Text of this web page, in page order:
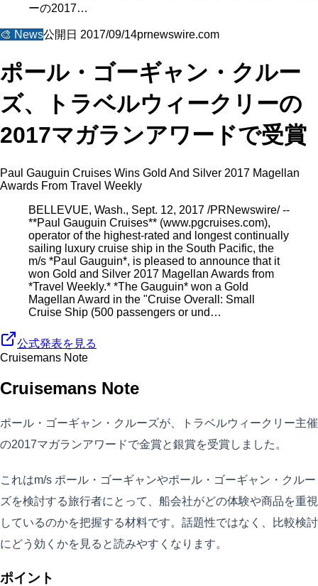
ーの2017…
🎨 News公開日 2017/09/14prnewswire.com
ポール・ゴーギャン・クルー
ズ、トラベルウィークリーの
2017マガランアワードで受賞
Paul Gauguin Cruises Wins Gold And Silver 2017 Magellan
Awards From Travel Weekly
BELLEVUE, Wash., Sept. 12, 2017 /PRNewswire/ --
**Paul Gauguin Cruises** (www.pgcruises.com),
operator of the highest-rated and longest continually
sailing luxury cruise ship in the South Pacific, the
m/s *Paul Gauguin*, is pleased to announce that it
won Gold and Silver 2017 Magellan Awards from
*Travel Weekly.* *The Gauguin* won a Gold
Magellan Award in the "Cruise Overall: Small
Cruise Ship (500 passengers or und…
公式発表を見る
Cruisemans Note
Cruisemans Note
ポール・ゴーギャン・クルーズが、トラベルウィークリー主催
の2017マガランアワードで金賞と銀賞を受賞しました。
これはm/s ポール・ゴーギャンやポール・ゴーギャン・クルー
ズを検討する旅行者にとって、船会社がどの体験や商品を重視
しているのかを把握する材料です。話題性ではなく、比較検討
にどう効くかを見ると読みやすくなります。
ポイント